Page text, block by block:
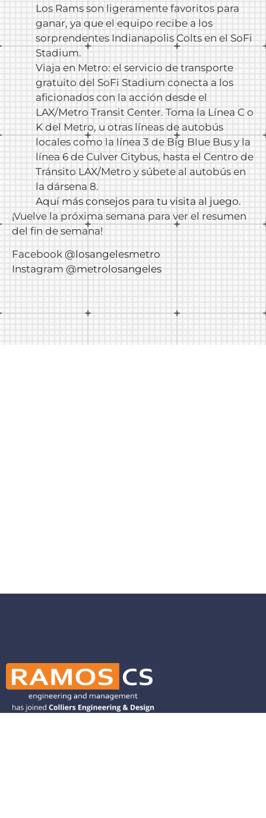
Los Rams son ligeramente favoritos para
ganar, ya que el equipo recibe a los
sorprendentes Indianapolis Colts en el SoFi
Stadium.
Viaja en Metro: el servicio de transporte
gratuito del SoFi Stadium conecta a los
aficionados con la acción desde el
LAX/Metro Transit Center. Toma la Línea C o
K del Metro, u otras líneas de autobús
locales como la línea 3 de Big Blue Bus y la
línea 6 de Culver Citybus, hasta el Centro de
Tránsito LAX/Metro y súbete al autobús en
la dársena 8.
Aquí más consejos para tu visita al juego.
¡Vuelve la próxima semana para ver el resumen
del fin de semana!
Facebook @losangelesmetro
Instagram @metrolosangeles